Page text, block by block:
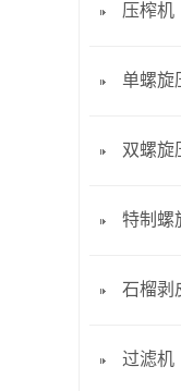
压榨机
单螺旋
双螺旋
特制螺
石榴剥
过滤机